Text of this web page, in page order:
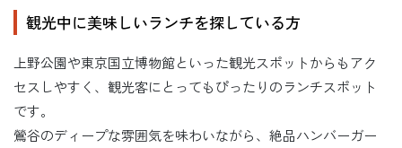
観光中に美味しいランチを探している方
上野公園や東京国立博物館といった観光スポットからもアク
セスしやすく、観光客にとってもぴったりのランチスポット
です。
鶯谷のディープな雰囲気を味わいながら、絶品ハンバーガー